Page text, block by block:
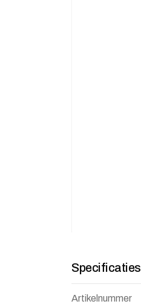
Specificaties
Artikelnummer